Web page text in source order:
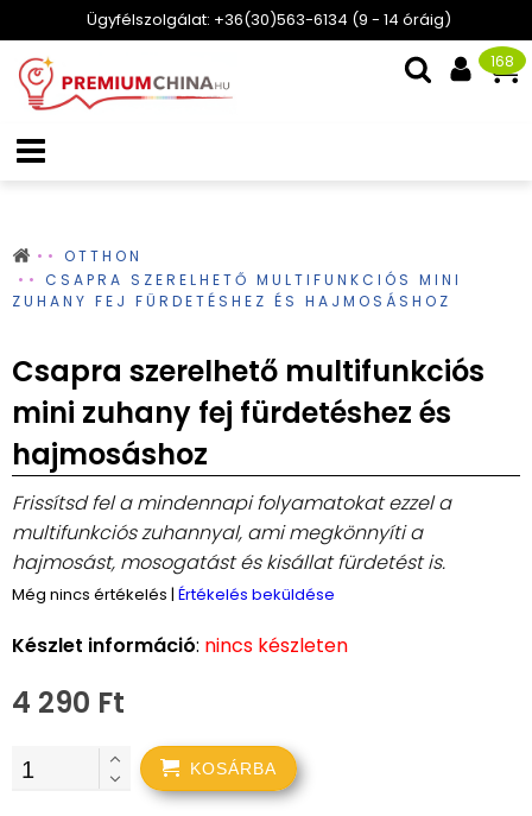
Ügyfélszolgálat: +36(30)563-6134 (9 - 14 óráig)
168
OTTHON
CSAPRA SZERELHETŐ MULTIFUNKCIÓS MINI
ZUHANY FEJ FÜRDETÉSHEZ ÉS HAJMOSÁSHOZ
Csapra szerelhető multifunkciós
mini zuhany fej fürdetéshez és
hajmosáshoz
Frissítsd fel a mindennapi folyamatokat ezzel a
multifunkciós zuhannyal, ami megkönnyíti a
hajmosást, mosogatást és kisállat fürdetést is.
Még nincs értékelés | Értékelés beküldése
Készlet információ: nincs készleten
4 290 Ft
KOSÁRBA